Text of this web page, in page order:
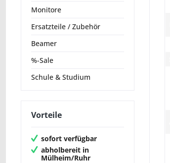
Monitore
Ersatzteile / Zubehör
Beamer
%-Sale
Schule & Studium
Vorteile
sofort verfügbar
abholbereit in
Mülheim/Ruhr